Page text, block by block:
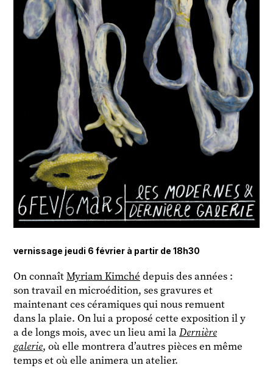
On connaîtMyriam Kimché depuis des années :
son travail en microédition, ses gravures et
maintenant ces céramiques qui nous remuent
dans la plaie. On lui a proposé cette exposition il y
a de longs mois, avec un lieu ami laDernière
galerie, où elle montrera d’autres pièces en même
temps et où elle animera un atelier.
vernissage jeudi 6 février à partir de 18h30